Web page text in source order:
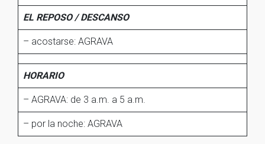
EL REPOSO / DESCANSO
– acostarse: AGRAVA
HORARIO
– AGRAVA: de 3 a.m. a 5 a.m.
– por la noche: AGRAVA